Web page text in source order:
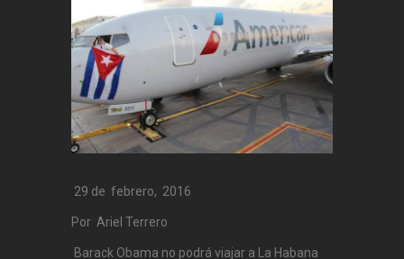
29 de febrero, 2016
Por Ariel Terrero
Barack Obama no podrá viajar a La Habana